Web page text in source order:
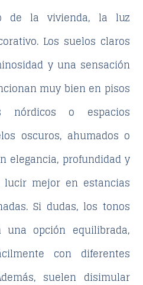
de la vivienda, la luz
Los suelos claros
y una sensación
muy bien en pisos
nórdicos o espacios
oscuros, ahumados o
elegancia, profundidad y
lucir mejor en estancias
Si dudas, los tonos
opción equilibrada,
con diferentes
suelen disimular